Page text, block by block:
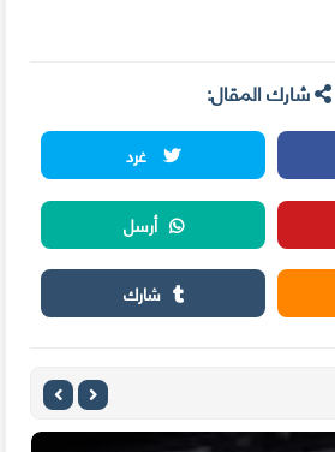
شارك المقال:
غرد
أرسل
شارك